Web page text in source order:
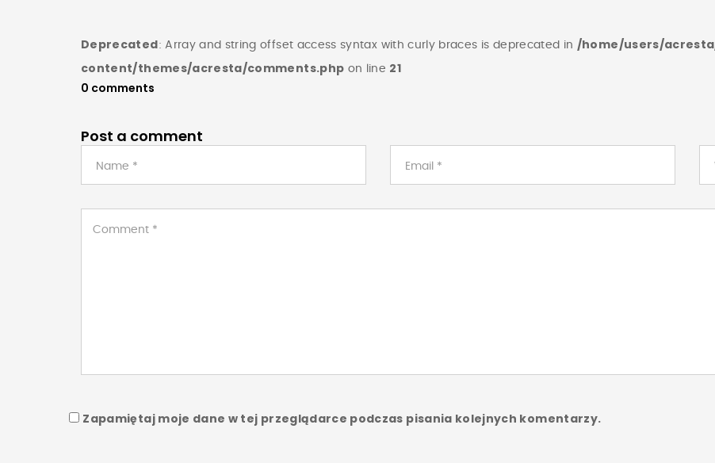
Deprecated: Array and string offset access syntax with curly braces is deprecated in /home/users/
content/themes/acresta/comments.php on line 21
0 comments
Post a comment
Zapamiętaj moje dane w tej przeglądarce podczas pisania kolejnych komentarzy.